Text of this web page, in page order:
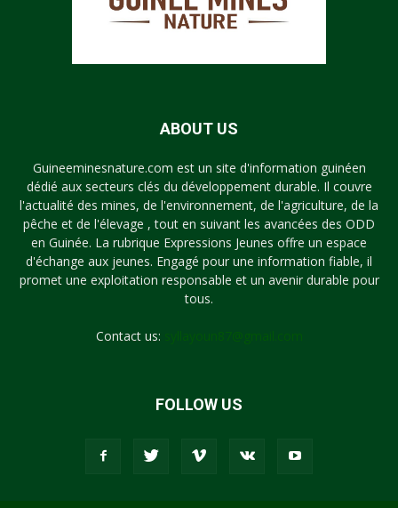
ABOUT US
Guineeminesnature.com est un site d'information guinéen
dédié aux secteurs clés du développement durable. Il couvre
l'actualité des mines, de l'environnement, de l'agriculture, de la
pêche et de l'élevage , tout en suivant les avancées des ODD
en Guinée. La rubrique Expressions Jeunes offre un espace
d'échange aux jeunes. Engagé pour une information fiable, il
promet une exploitation responsable et un avenir durable pour
tous.
Contact us:
FOLLOW US